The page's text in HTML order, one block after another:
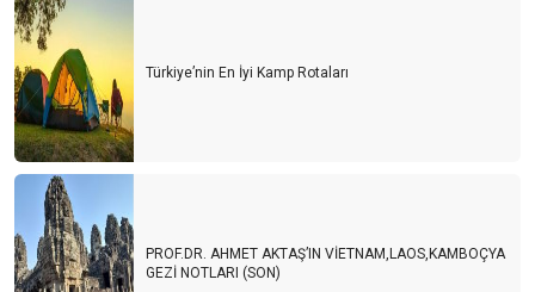
Türkiye’nin En İyi Kamp Rotaları
PROF.DR. AHMET AKTAŞ’IN VİETNAM,LAOS,KAMBOÇYA
GEZİ NOTLARI (SON)